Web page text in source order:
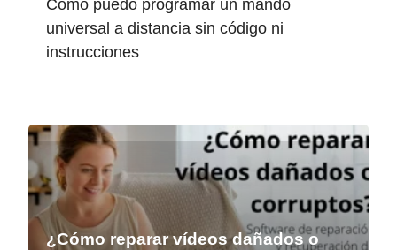
Cómo puedo programar un mando
universal a distancia sin código ni
instrucciones
¿Cómo reparar vídeos dañados o